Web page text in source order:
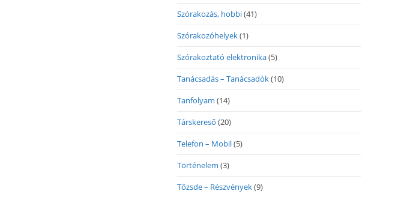
Szórakozás, hobbi(41)
Szórakozóhelyek(1)
Szórakoztató elektronika(5)
Tanácsadás – Tanácsadók(10)
Tanfolyam (14)
Társkereső (20)
Telefon – Mobil(5)
Történelem (3)
Tőzsde – Részvények(9)